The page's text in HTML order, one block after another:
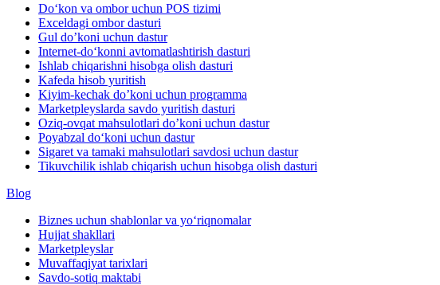
Do‘kon va ombor uchun POS tizimi
Exceldagi ombor dasturi
Gul do’koni uchun dastur
Internet-do‘konni avtomatlashtirish dasturi
Ishlab chiqarishni hisobga olish dasturi
Kafeda hisob yuritish
Kiyim-kechak do’koni uchun programma
Marketpleyslarda savdo yuritish dasturi
Oziq-ovqat mahsulotlari do’koni uchun dastur
Poyabzal do‘koni uchun dastur
Sigaret va tamaki mahsulotlari savdosi uchun dastur
Tikuvchilik ishlab chiqarish uchun hisobga olish dasturi
Blog
Biznes uchun shablonlar va yo‘riqnomalar
Hujjat shakllari
Marketpleyslar
Muvaffaqiyat tarixlari
Savdo-sotiq maktabi